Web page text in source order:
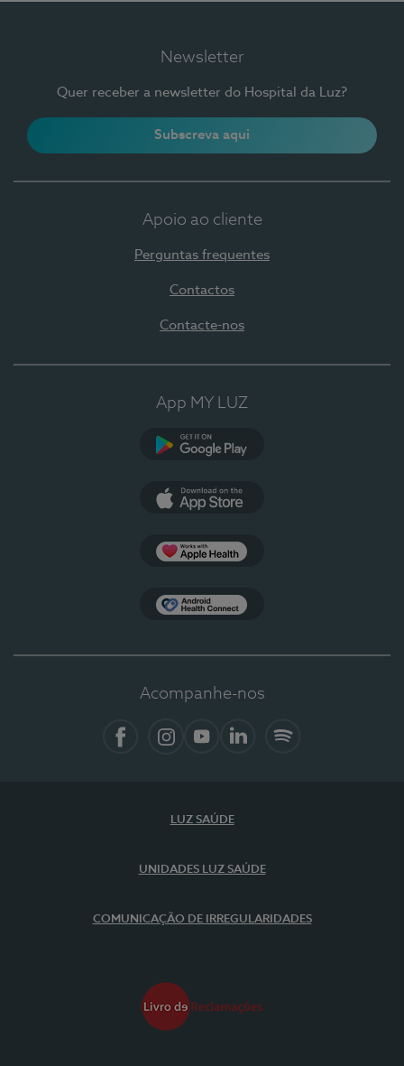
Newsletter
Quer receber a newsletter do Hospital da Luz?
Subscreva aqui
Apoio ao cliente
Perguntas frequentes
Contactos
Contacte-nos
App MY LUZ
Acompanhe-nos
LUZ SAÚDE
UNIDADES LUZ SAÚDE
COMUNICAÇÃO DE IRREGULARIDADES